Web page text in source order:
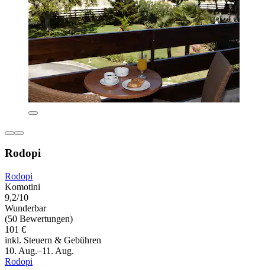
Rodopi
Rodopi
Komotini
9,2/10
Wunderbar
(50 Bewertungen)
101 €
inkl. Steuern & Gebühren
10. Aug.–11. Aug.
Rodopi